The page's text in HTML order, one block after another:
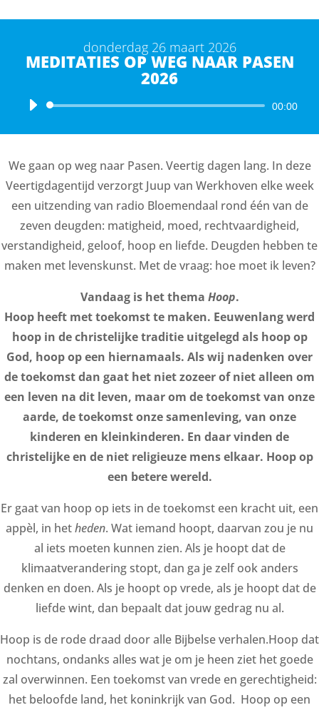
donderdag 26 maart 2026
MEDITATIES OP WEG NAAR PASEN
2026
Audiospeler 00:00
We gaan op weg naar Pasen. Veertig dagen lang. In deze
Veertigdagentijd verzorgt Juup van Werkhoven elke week
een uitzending van radio Bloemendaal rond één van de
zeven deugden: matigheid, moed, rechtvaardigheid,
verstandigheid, geloof, hoop en liefde. Deugden hebben te
maken met levenskunst. Met de vraag: hoe moet ik leven?
Vandaag is het thema Hoop.
Hoop heeft met toekomst te maken. Eeuwenlang werd
hoop in de christelijke traditie uitgelegd als hoop op
God, hoop op een hiernamaals. Als wij nadenken over
de toekomst dan gaat het niet zozeer of niet alleen om
een leven na dit leven, maar om de toekomst van onze
aarde, de toekomst onze samenleving, van onze
kinderen en kleinkinderen. En daar vinden de
christelijke en de niet religieuze mens elkaar. Hoop op
een betere wereld.
Er gaat van hoop op iets in de toekomst een kracht uit, een
appèl, in hetheden. Wat iemand hoopt, daarvan zou je nu
al iets moeten kunnen zien. Als je hoopt dat de
klimaatverandering stopt, dan ga je zelf ook anders
denken en doen. Als je hoopt op vrede, als je hoopt dat de
liefde wint, dan bepaalt dat jouw gedrag nu al.
Hoop is de rode draad door alle Bijbelse verhalen.Hoop dat
nochtans, ondanks alles wat je om je heen ziet het goede
zal overwinnen. Een toekomst van vrede en gerechtigheid:
het beloofde land, het koninkrijk van God. Hoop op een